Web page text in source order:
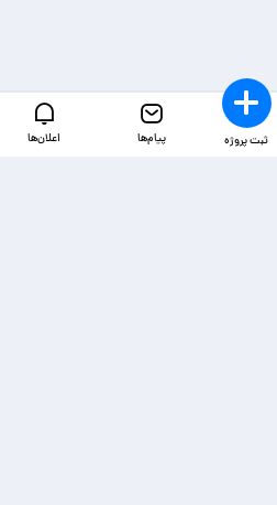
ثبت پروژه پیام‌ها اعلان‌ها